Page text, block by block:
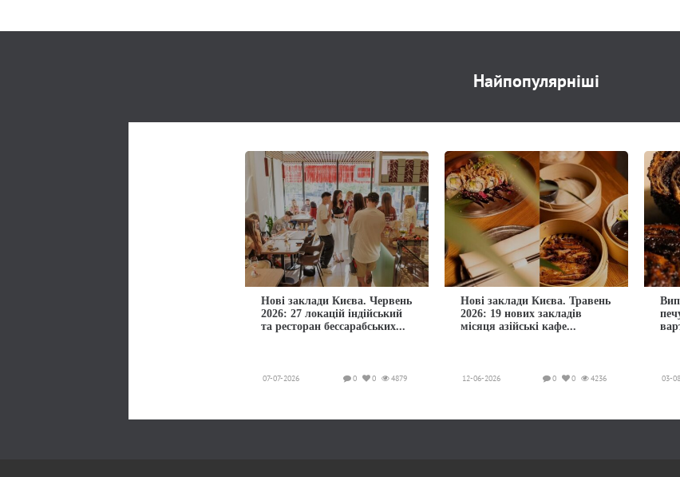
Найпопулярніші
Нові заклади Києва. Червень
2026: 27 локацій індійський
та ресторан бессарабських...
07-07-2026 4879
0
0
Нові заклади Києва. Травень
2026: 19 нових закладів
місяця азійські кафе...
12-06-2026 4236
0
0 03-